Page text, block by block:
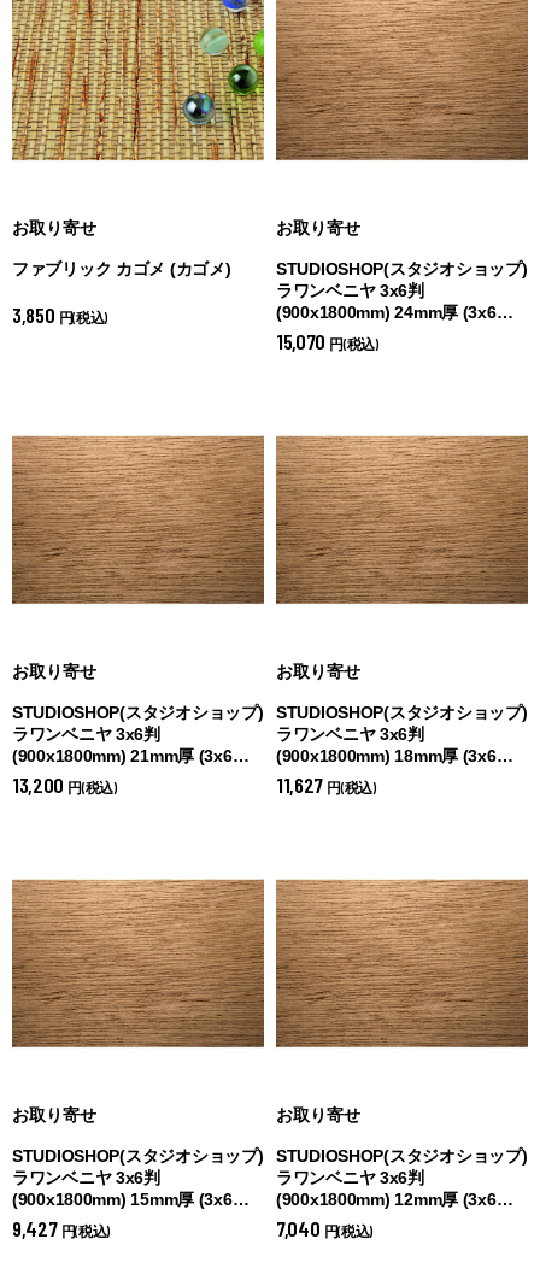
お取り寄せ
ファブリック カゴメ (カゴメ)
3,850 円(税込)
お取り寄せ
STUDIOSHOP(スタジオショップ)
ラワンベニヤ 3x6判
(900x1800mm) 24mm厚 (3x6
24mm厚)
15,070 円(税込)
お取り寄せ
STUDIOSHOP(スタジオショップ)
ラワンベニヤ 3x6判
(900x1800mm) 21mm厚 (3x6
21mm厚)
13,200 円(税込)
お取り寄せ
STUDIOSHOP(スタジオショップ)
ラワンベニヤ 3x6判
(900x1800mm) 18mm厚 (3x6
18mm厚)
11,627 円(税込)
お取り寄せ
STUDIOSHOP(スタジオショップ)
ラワンベニヤ 3x6判
(900x1800mm) 15mm厚 (3x6
15mm厚)
9,427 円(税込)
お取り寄せ
STUDIOSHOP(スタジオショップ)
ラワンベニヤ 3x6判
(900x1800mm) 12mm厚 (3x6
12mm厚)
7,040 円(税込)